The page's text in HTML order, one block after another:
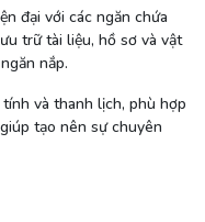
đại với các ngăn chứa
trữ tài liệu, hồ sơ và vật
nắp.
và thanh lịch, phù hợp
tạo nên sự chuyên